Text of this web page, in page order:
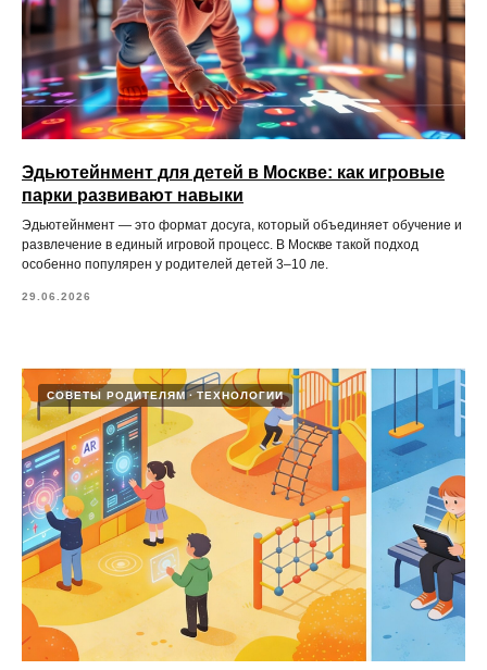
Эдьютейнмент для детей в Москве: как игровые
парки развивают навыки
Эдьютейнмент — это формат досуга, который объединяет обучение и
развлечение в единый игровой процесс. В Москве такой подход
особенно популярен у родителей детей 3–10 ле.
29.06.2026
СОВЕТЫ РОДИТЕЛЯМ ТЕХНОЛОГИИ